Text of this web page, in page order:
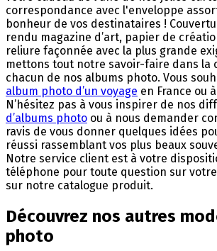
correspondance avec l'enveloppe
bonheur de vos destinataires !
rendu magazine d’art, papier de
reliure façonnée avec la plus grande
mettons tout notre savoir-faire dans la
chacun de nos albums photo. Vous
album photo d’un voyage en France ou
N’hésitez pas à vous inspirer de nos
d’albums photo ou à nous demander
ravis de vous donner quelques idées
réussi rassemblant vos plus beaux
Notre service client est à votre
téléphone pour toute question sur
sur notre catalogue produit.
Découvrez nos autres
photo